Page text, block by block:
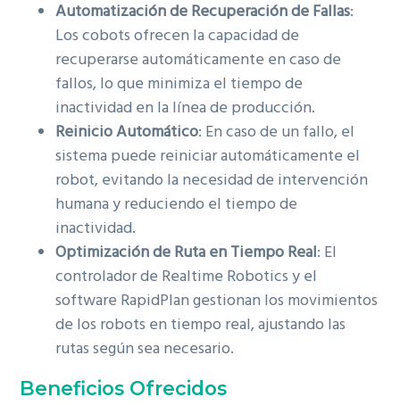
Automatización de Recuperación de Fallas:
Los cobots ofrecen la capacidad de
recuperarse automáticamente en caso de
fallos, lo que minimiza el tiempo de
inactividad en la línea de producción.
Reinicio Automático: En caso de un fallo, el
sistema puede reiniciar automáticamente el
robot, evitando la necesidad de intervención
humana y reduciendo el tiempo de
inactividad.
Optimización de Ruta en Tiempo Real: El
controlador de Realtime Robotics y el
software RapidPlan gestionan los movimientos
de los robots en tiempo real, ajustando las
rutas según sea necesario.
Beneficios Ofrecidos